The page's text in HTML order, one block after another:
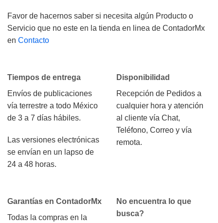
Favor de hacernos saber si necesita algún Producto o
Servicio que no este en la tienda en linea de ContadorMx
en Contacto
Tiempos de entrega
Envíos de publicaciones
vía terrestre a todo México
de 3 a 7 días hábiles.
Las versiones electrónicas
se envían en un lapso de
24 a 48 horas.
Disponibilidad
Recepción de Pedidos a
cualquier hora y atención
al cliente vía Chat,
Teléfono, Correo y vía
remota.
Garantías en ContadorMx
Todas la compras en la
No encuentra lo que
busca?